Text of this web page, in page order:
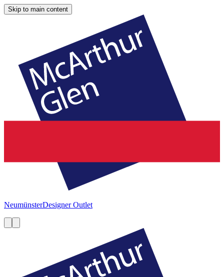
Skip to main content
NeumünsterDesigner Outlet